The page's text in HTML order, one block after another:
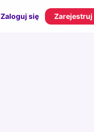
Zaloguj się Zarejestruj